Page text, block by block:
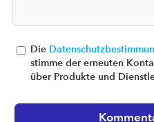
Die
stimme der erneuten
über Produkte und